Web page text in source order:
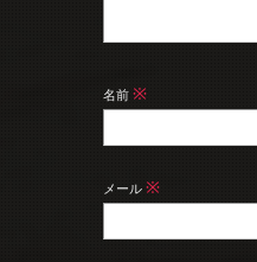
名前※
メール※